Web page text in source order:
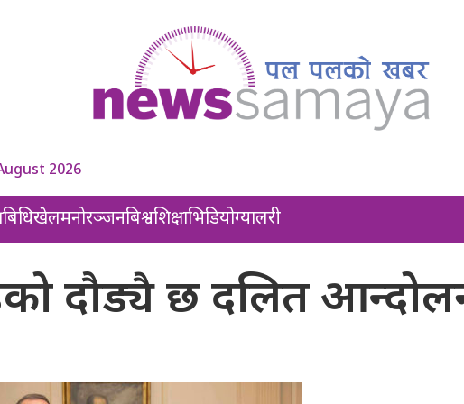
2026
खेलमनोरञ्जनबिश्वशिक्षाभिडियोग्यालरी
दौड्यै छ दलित